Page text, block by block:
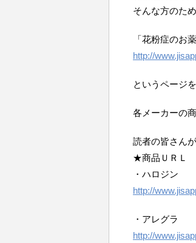
そんな方のため
「花粉症のお
http://
というページ
各メーカーの
読者の皆さん
★商品ＵＲＬ
・ハロジン
http://
・アレグラ
http://